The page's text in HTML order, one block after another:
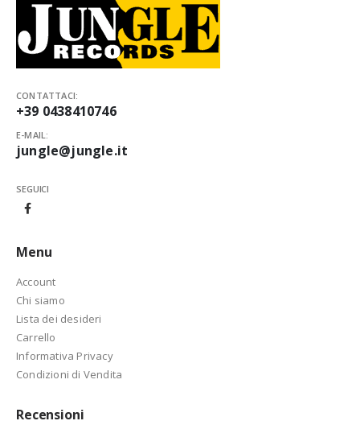
CONTATTACI:
+39 0438410746
E-MAIL:
jungle@jungle.it
SEGUICI
Menu
Account
Chi siamo
Lista dei desideri
Carrello
Informativa Privacy
Condizioni di Vendita
Recensioni